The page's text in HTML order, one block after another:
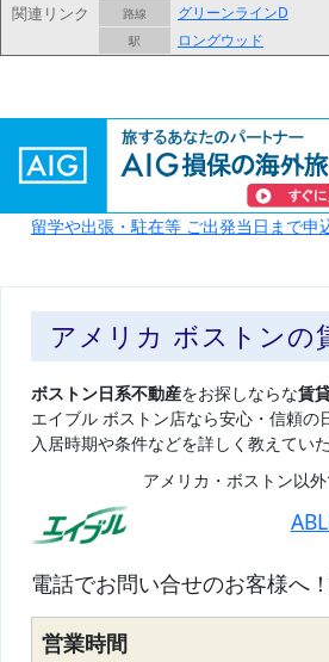
関連リンク 路線 グリーンラインD
駅 ロングウッド
留学や出張・駐在等 ご出発当日まで申
アメリカ ボストンの
ボストン日系不動産をお探しならな賃
エイブル ボストン店なら安心・信頼
入居時期や条件などを詳しく教えてい
アメリカ・ボストン以
電話でお問い合せのお客様へ
営業時間